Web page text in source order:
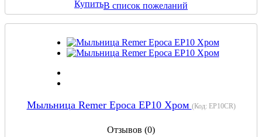
КупитьВ список пожеланий
Мыльница Remer Epoca EP10 Хром (Код: EP10CR)
Отзывов (0)